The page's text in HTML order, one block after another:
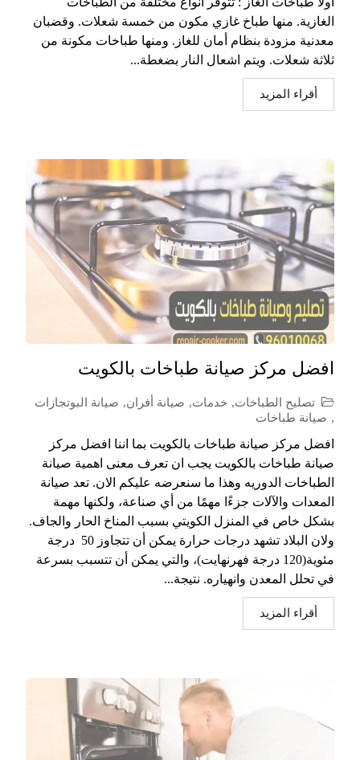
الغازية. منها طباخ غازي مكون من خمسة شعلات. وقضبان
معدنية مزودة بنظام أمان للغاز. ومنها طباخات مكونة من
ثلاثة شعلات. ويتم اشعال النار بضغطة...
أقراء المزيد
افضل مركز صيانة طباخات بالكويت
تصليح الطباخات, خدمات, صيانة أفران, صيانة البوتجازات
, صيانة طباخات
افضل مركز صيانة طباخات بالكويت بما اننا افضل مركز
صيانة طباخات بالكويت يجب ان تعرف معنى اهمية صيانة
الطباخات الدوريه وهذا ما سنعرضه عليكم الان. تعد صيانة
المعدات والآلات جزءًا مهمًا من أي صناعة، ولكنها مهمة
بشكل خاص في المنزل الكويتي بسبب المناخ الحار والجاف.
ولان البلاد تشهد درجات حرارة يمكن أن تتجاوز 50 درجة
مئوية(120 درجة فهرنهايت)، والتي يمكن أن تتسبب بسرعة
في تحلل المعدن وانهياره. نتيجة...
أقراء المزيد